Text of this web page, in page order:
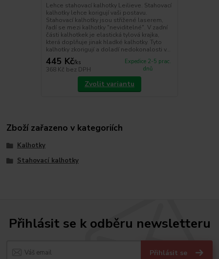
Lehce stahovací kalhotky Leilieve. Stahovací
kalhotky lehce korigují vaši postavu.
Stahovací kalhotky jsou střižené laserem,
řadí se mezi kalhotky "neviditelné". V zadní
části kalhotkek je elastická tylová krajka,
která doplňuje jinak hladké kalhotky. Tyto
kalhotky zkorigují a doladí nedokonalosti v...
445 Kč/ks
368 Kč bez DPH
Expedice 2-5 prac.
dnů
Zvolit variantu
Zboží zařazeno v kategoriích
Kalhotky
Stahovací kalhotky
Přihlásit se k odběru newsletteru
Přihlásit se